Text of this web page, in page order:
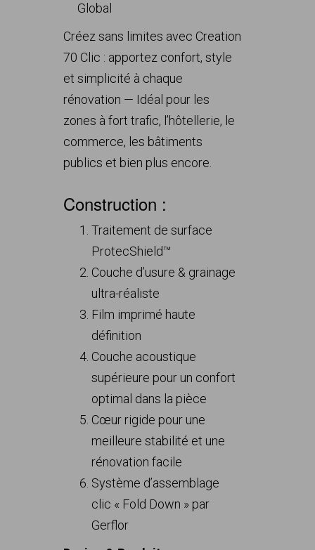
Global
Créez sans limites avec Creation
70 Clic : apportez confort, style
et simplicité à chaque
rénovation — Idéal pour les
zones à fort trafic, l’hôtellerie, le
commerce, les bâtiments
publics et bien plus encore.
Construction :
Traitement de surface
ProtecShield™
Couche d’usure & grainage
ultra-réaliste
Film imprimé haute
définition
Couche acoustique
supérieure pour un confort
optimal dans la pièce
Cœur rigide pour une
meilleure stabilité et une
rénovation facile
Système d’assemblage
clic « Fold Down » par
Gerflor